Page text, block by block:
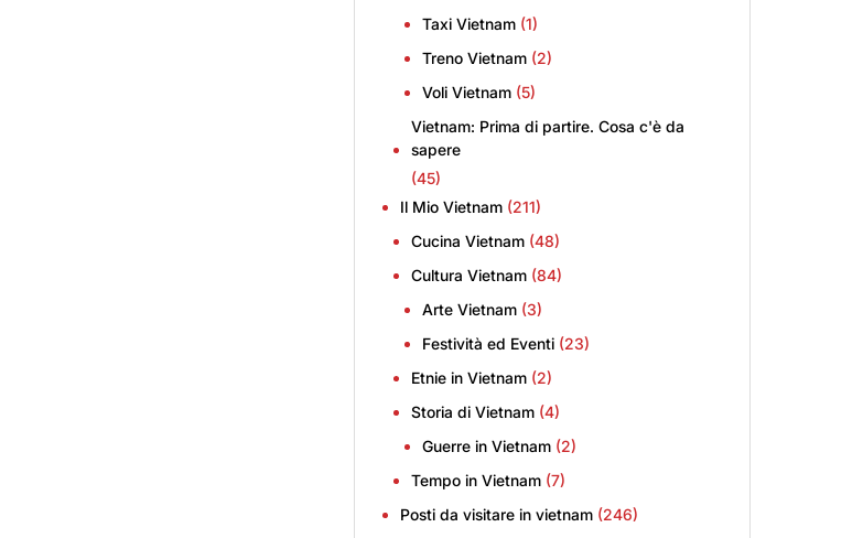
Taxi Vietnam (1)
Treno Vietnam (2)
Voli Vietnam (5)
Vietnam: Prima di partire. Cosa c'è da
sapere
(45)
Il Mio Vietnam (211)
Cucina Vietnam (48)
Cultura Vietnam (84)
Arte Vietnam (3)
Festività ed Eventi (23)
Etnie in Vietnam (2)
Storia di Vietnam (4)
Guerre in Vietnam (2)
Tempo in Vietnam (7)
Posti da visitare in vietnam (246)